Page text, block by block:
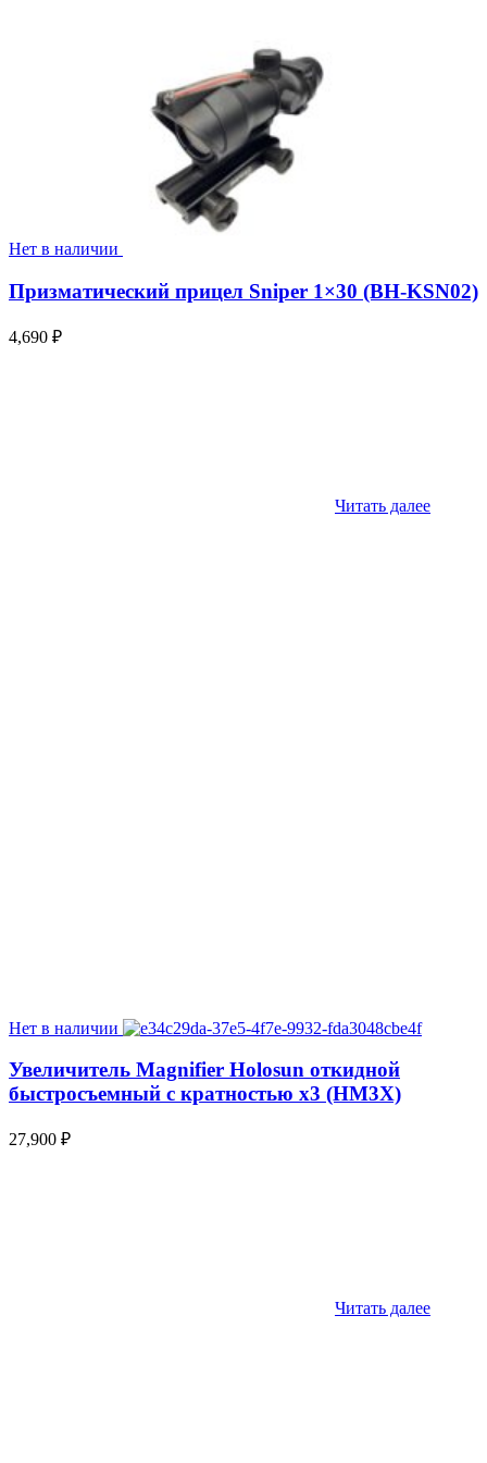
Нет в наличии
Призматический прицел Sniper 1×30 (BH-KSN02)
4,690 ₽
Читать далее
Нет в наличии
Увеличитель Magnifier Holosun откидной
быстросъемный с кратностью х3 (HM3X)
27,900 ₽
Читать далее